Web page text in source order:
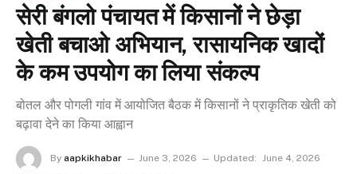
सेरी बंगलो पंचायत में किसानों ने छेड़ा
खेती बचाओ अभियान, रासायनिक खादों
के कम उपयोग का लिया संकल्प
बोतल और पोगली गांव में आयोजित बैठक में किसानों ने प्राकृतिक खेती को
बढ़ावा देने का किया आह्वान
By aapkikhabar June 3, 2026 Updated: June 4, 2026